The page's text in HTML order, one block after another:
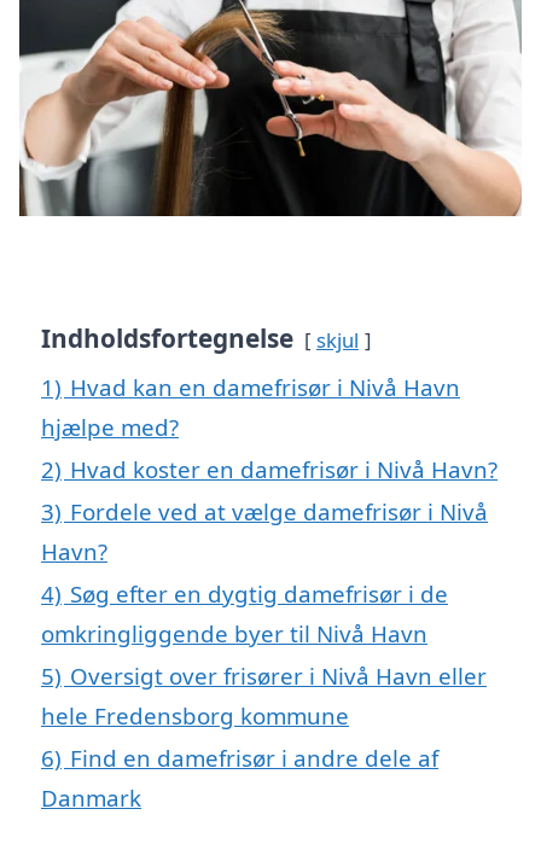
Indholdsfortegnelse skjul
1) Hvad kan en damefrisør i Nivå Havn
hjælpe med?
2) Hvad koster en damefrisør i Nivå Havn?
3) Fordele ved at vælge damefrisør i Nivå
Havn?
4) Søg efter en dygtig damefrisør i de
omkringliggende byer til Nivå Havn
5) Oversigt over frisører i Nivå Havn eller
hele Fredensborg kommune
6) Find en damefrisør i andre dele af
Danmark